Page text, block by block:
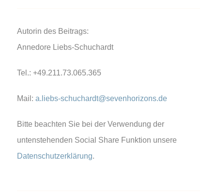
Autorin des Beitrags:
Annedore Liebs-Schuchardt
Tel.: +49.211.73.065.365
Mail: a.liebs-schuchardt@sevenhorizons.de
Bitte beachten Sie bei der Verwendung der
untenstehenden Social Share Funktion unsere
Datenschutzerklärung.